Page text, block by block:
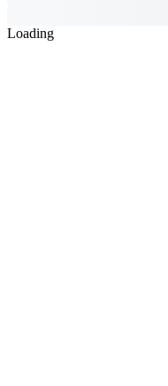
Loading